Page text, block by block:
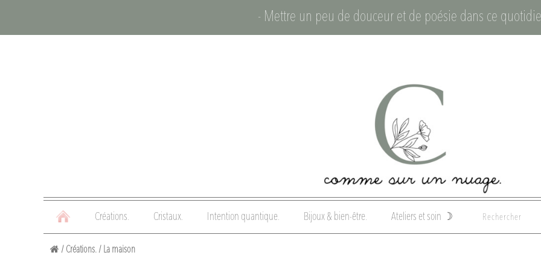
- Mettre un peu de douceur et de poésie dans ce
Créations. Cristaux. Intention quantique. Bijoux & bien-être. Ateliers et soin ☽
/ Créations. / La maison